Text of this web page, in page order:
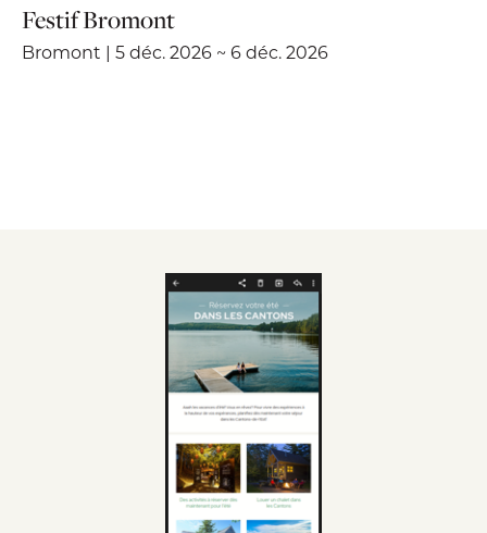
Festif Bromont
Bromont | 5 déc. 2026 ~ 6 déc. 2026